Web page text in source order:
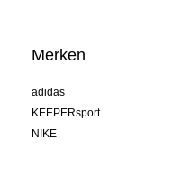
Merken
adidas
KEEPERsport
NIKE